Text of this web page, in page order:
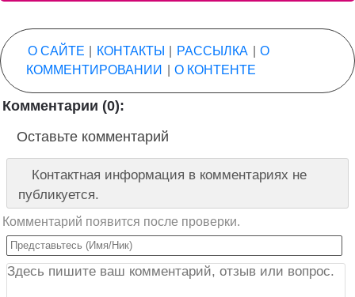
О САЙТЕ КОНТАКТЫ РАССЫЛКА
О
КОММЕНТИРОВАНИИ
О КОНТЕНТЕ
Комментарии (0):
Оставьте комментарий
Контактная информация в комментариях не
публикуется.
Комментарий появится после проверки.